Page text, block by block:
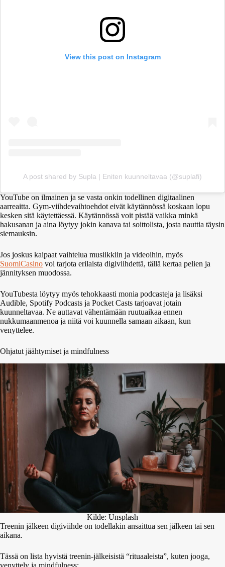
View this post on Instagram
A post shared by Supla | Eniten kuunneltavaa (@suplafi)
YouTube on ilmainen ja se vasta onkin todellinen digitaalinen
aarreaitta. Gym-viihdevaihtoehdot eivät käytännössä koskaan lopu
kesken sitä käytettäessä. Käytännössä voit pistää vaikka minkä
hakusanan ja aina löytyy jokin kanava tai soittolista, josta nauttia täysin
siemauksin.
Jos joskus kaipaat vaihtelua musiikkiin ja videoihin, myös
SuomiCasino voi tarjota erilaista digiviihdettä, tällä kertaa pelien ja
jännityksen muodossa.
YouTubesta löytyy myös tehokkaasti monia podcasteja ja lisäksi
Audible, Spotify Podcasts ja Pocket Casts tarjoavat jotain
kuunneltavaa. Ne auttavat vähentämään ruutuaikaa ennen
nukkumaanmenoa ja niitä voi kuunnella samaan aikaan, kun
venyttelee.
Ohjatut jäähtymiset ja mindfulness
Kilde: Unsplash
Treenin jälkeen digiviihde on todellakin ansaittua sen jälkeen tai sen
aikana.
Tässä on lista hyvistä treenin-jälkeisistä “rituaaleista”, kuten jooga,